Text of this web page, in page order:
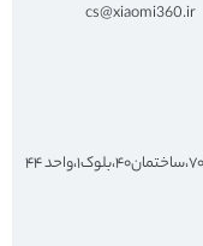
cs@xiaomi360.ir